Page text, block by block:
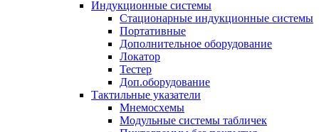
Индукционные системы
Стационарные индукционные системы
Портативные
Дополнительное оборудование
Локатор
Тестер
Доп.оборудование
Тактильные указатели
Мнемосхемы
Модульные системы табличек